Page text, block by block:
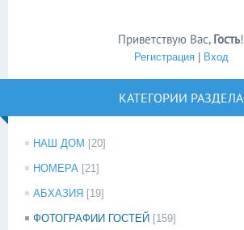
Приветствую Вас, Гость!
Регистрация| Вход
КАТЕГОРИИ РАЗДЕЛА
НАШ ДОМ [20]
НОМЕРА [21]
АБХАЗИЯ [19]
ФОТОГРАФИИ ГОСТЕЙ [159]